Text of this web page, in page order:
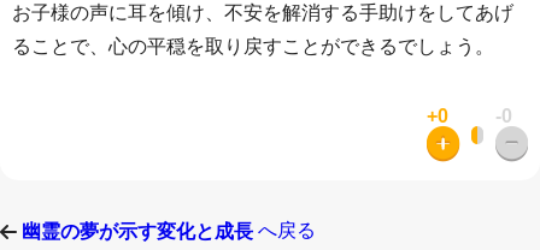
お子様の声に耳を傾け、不安を解消する手助けをしてあげ
ることで、心の平穏を取り戻すことができるでしょう。
+0 -0
幽霊の夢が示す変化と成長 へ戻る